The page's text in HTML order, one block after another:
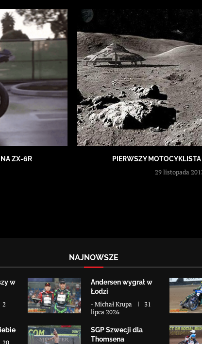
ZX-6R PIERWSZY
29 listopada
NAJNOWSZE
w
2
Andersen wygrał w
Łodzi
-Michał Krupa
31
lipca 2026
SGP Szwecji dla
Thomsena